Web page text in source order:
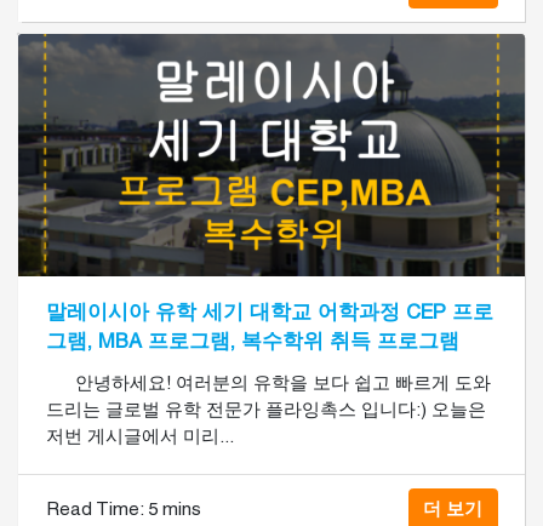
말레이시아 유학 세기 대학교 어학과정 CEP 프로
그램, MBA 프로그램, 복수학위 취득 프로그램
안녕하세요! 여러분의 유학을 보다 쉽고 빠르게 도와
드리는 글로벌 유학 전문가 플라잉촉스 입니다:) 오늘은
저번 게시글에서 미리...
Read Time: 5 mins 더 보기